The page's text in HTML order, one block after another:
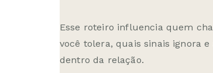
Esse roteiro influencia quem
você tolera, quais sinais ignora
dentro da relação.